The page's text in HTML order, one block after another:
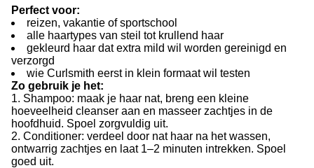
Perfect voor:
reizen, vakantie of sportschool
alle haartypes van steil tot krullend haar
gekleurd haar dat extra mild wil worden gereinigd en
verzorgd
wie Curlsmith eerst in klein formaat wil testen
Zo gebruik je het:
1. Shampoo: maak je haar nat, breng een kleine
hoeveelheid cleanser aan en masseer zachtjes in de
hoofdhuid. Spoel zorgvuldig uit.
2. Conditioner: verdeel door nat haar na het wassen,
ontwarrig zachtjes en laat 1–2 minuten intrekken. Spoel
goed uit.